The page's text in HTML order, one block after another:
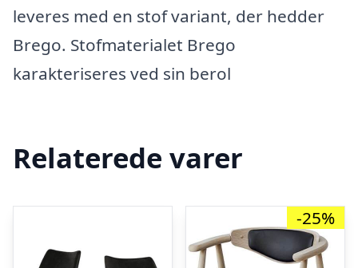
leveres med en stof variant, der hedder
Brego. Stofmaterialet Brego
karakteriseres ved sin berol
Relaterede varer
-25%